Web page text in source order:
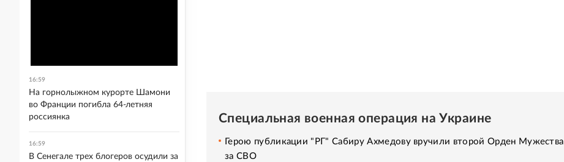
Специальная военная операция на Украине
Герою публикации "РГ" Сабиру Ахмедову вручили второй Орден Мужества
за СВО
16:59
На горнолыжном курорте Шамони
во Франции погибла 64-летняя
россиянка
16:59
В Сенегале трех блогеров осудили за